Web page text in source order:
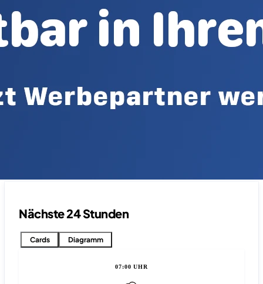
Nächste 24 Stunden
Cards Diagramm
07:00 UHR